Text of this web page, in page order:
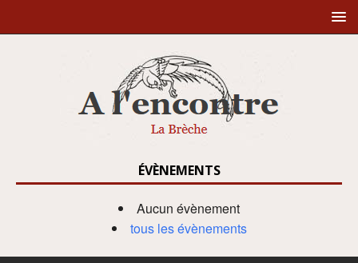
ÉVÈNEMENTS
Aucun évènement
tous les évènements